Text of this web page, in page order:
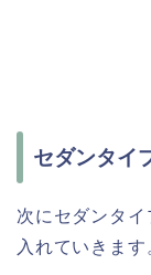
セダンタイ
次にセダンタ
入れていきます